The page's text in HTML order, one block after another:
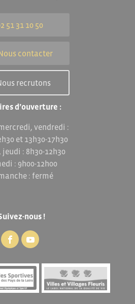
51 31 10 50
contacter
recrutons
d’ouverture :
vendredi :
et 13h30-17h30
: 8h30-12h30
: 9h00-12h00
: fermé
nous !